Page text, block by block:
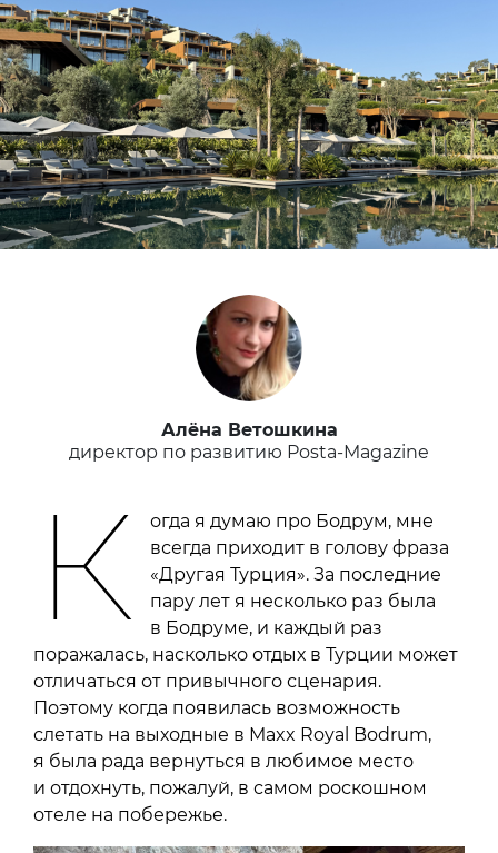
Алёна Ветошкина
директор по развитию Posta-Magazine
К
огда я думаю про Бодрум, мне
всегда приходит в голову фраза
«Другая Турция». За последние
пару лет я несколько раз была
в Бодруме, и каждый раз
поражалась, насколько отдых в Турции может
отличаться от привычного сценария.
Поэтому когда появилась возможность
слетать на выходные в Maxx Royal Bodrum,
я была рада вернуться в любимое место
и отдохнуть, пожалуй, в самом роскошном
отеле на побережье.